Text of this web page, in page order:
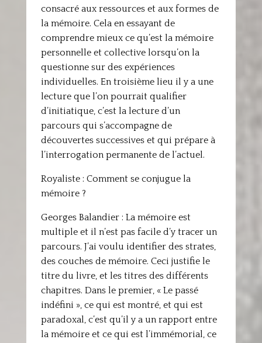
consacré aux ressources et aux formes de
la mémoire. Cela en essayant de
comprendre mieux ce qu’est la mémoire
personnelle et collective lorsqu’on la
questionne sur des expériences
individuelles. En troisième lieu il y a une
lecture que l’on pourrait qualifier
d’initiatique, c’est la lecture d’un
parcours qui s’accompagne de
découvertes successives et qui prépare à
l’interrogation permanente de l’actuel.
Royaliste : Comment se conjugue la
mémoire ?
Georges Balandier : La mémoire est
multiple et il n’est pas facile d’y tracer un
parcours. J’ai voulu identifier des strates,
des couches de mémoire. Ceci justifie le
titre du livre, et les titres des différents
chapitres. Dans le premier, « Le passé
indéfini », ce qui est montré, et qui est
paradoxal, c’est qu’il y a un rapport entre
la mémoire et ce qui est l’immémorial, ce